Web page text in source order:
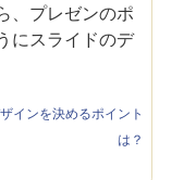
、プレゼンのポ
にスライドのデ
インを決めるポイント
は？